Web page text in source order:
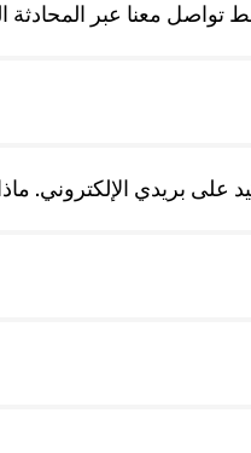
معنا عبر المحادثة
على بريدي الإلكتروني.